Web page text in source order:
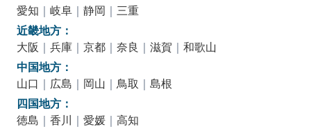
愛知 ｜ 岐阜 ｜ 静岡 ｜ 三重
近畿地方：
大阪 ｜ 兵庫｜ 京都｜ 奈良 ｜ 滋賀 ｜ 和歌山
中国地方：
山口 ｜ 広島 ｜ 岡山 ｜ 鳥取 ｜ 島根
四国地方：
徳島 ｜ 香川 ｜ 愛媛｜ 高知